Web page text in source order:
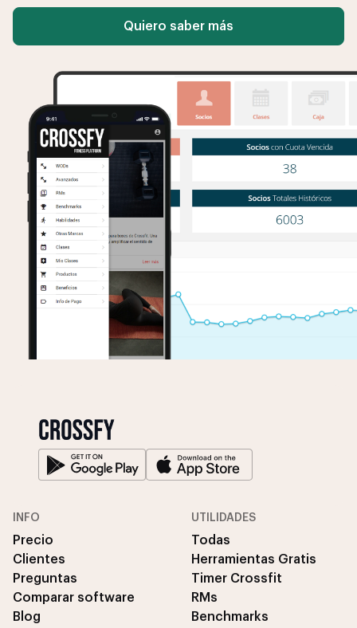
Quiero saber más
INFO
Precio
Clientes
Preguntas
Comparar software
Blog
UTILIDADES
Todas
Herramientas Gratis
Timer Crossfit
RMs
Benchmarks